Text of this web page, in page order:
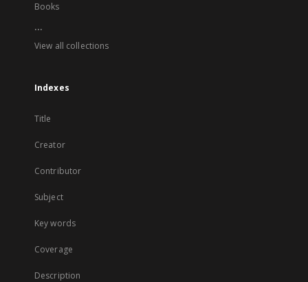
Books
...
View all collections
Indexes
Title
Creator
Contributor
Subject
Key words
Coverage
Description